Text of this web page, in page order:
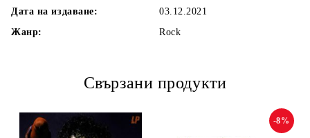
Дата на издаване:
03.12.2021
Жанр:
Rock
Свързани продукти
-8%